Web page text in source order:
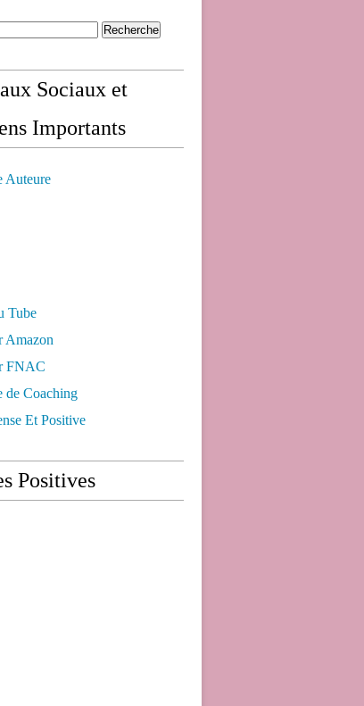
Sociaux et
Importants
Auteure
Tube
Amazon
FNAC
de Coaching
Et Positive
Positives